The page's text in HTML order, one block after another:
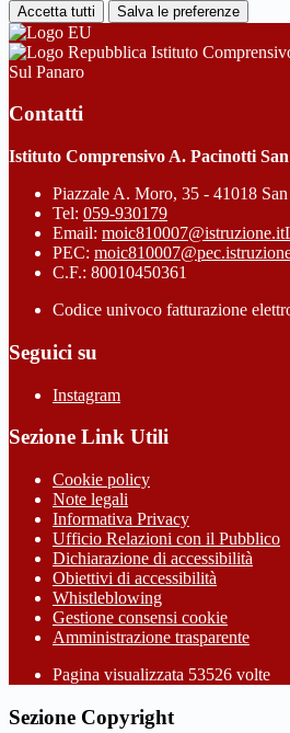
Accetta tutti Salva le preferenze
Istituto
Sul Panaro
Contatti
Istituto Comprensivo A. Pacinotti
Piazzale A. Moro, 35 - 41018
Tel: 059-930179
Email: moic810007@istruzione.it
PEC:
C.F.: 80010450361
Codice univoco fatturazione
Seguici su
Instagram
Sezione Link Utili
Cookie policy
Note legali
Informativa Privacy
Ufficio Relazioni con il Pubblico
Dichiarazione di accessibilità
Obiettivi di accessibilità
Whistleblowing
Gestione consensi cookie
Amministrazione trasparente
Pagina visualizzata 53526 volte
Sezione Copyright